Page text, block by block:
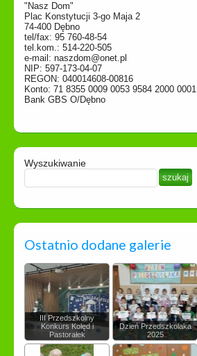
"Nasz Dom"
Plac Konstytucji 3-go Maja 2
74-400 Dębno
tel/fax: 95 760-48-54
tel.kom.: 514-220-505
e-mail: naszdom@onet.pl
NIP: 597-173-04-07
REGON: 040014608-00816
Konto: 71 8355 0009 0053 9584 2000 0001
Bank GBS O/Dębno
Wyszukiwanie
Ostatnio dodane galerie
III Przedszkolny
Konkurs Kolęd i
Pastorałek
Dzień Przedszkolaka
2025